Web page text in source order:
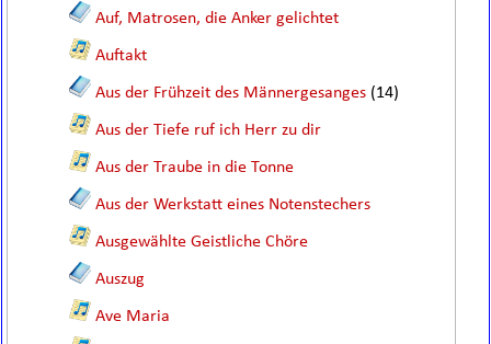
Auf, Matrosen, die Anker gelichtet
Auftakt
Aus der Frühzeit des Männergesanges (14)
Aus der Tiefe ruf ich Herr zu dir
Aus der Traube in die Tonne
Aus der Werkstatt eines Notenstechers
Ausgewählte Geistliche Chöre
Auszug
Ave Maria